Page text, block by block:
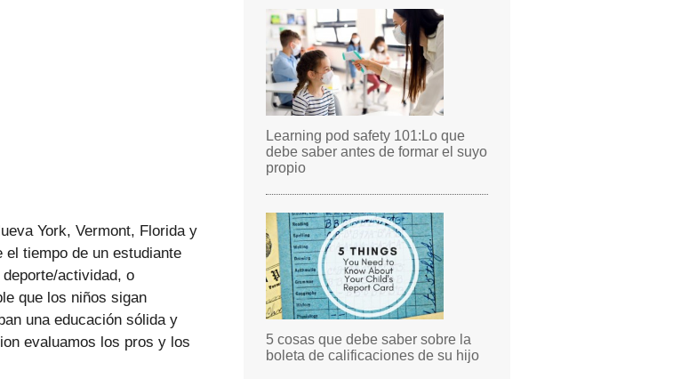
York, Vermont, Florida y
tiempo de un estudiante
actividad, o
que los niños sigan
una educación sólida y
evaluamos los pros y los
Learning pod safety 101:Lo que
debe saber antes de formar el suyo
propio
5 cosas que debe saber sobre la
boleta de calificaciones de su hijo